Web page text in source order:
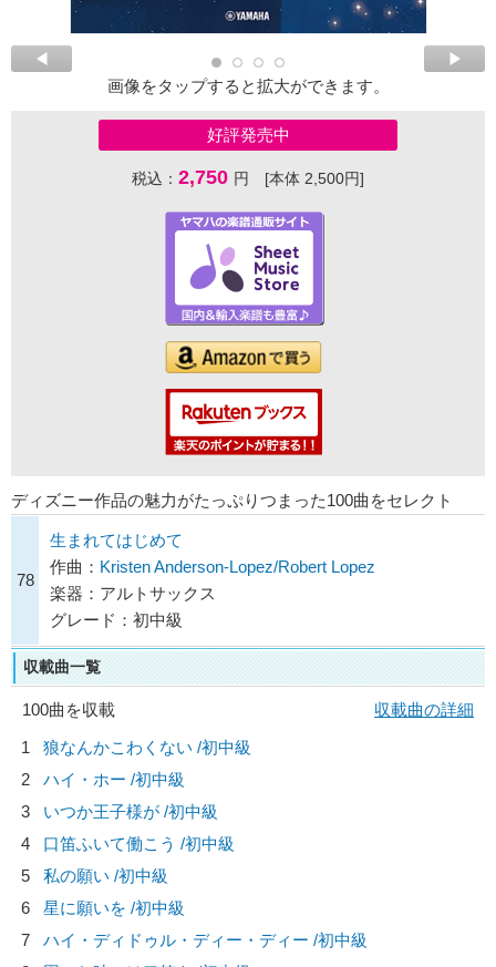
画像をタップすると拡大ができます。
好評発売中
税込： 2,750 円 [本体 2,500円]
ディズニー作品の魅力がたっぷりつまった100曲をセレクト
78
生まれてはじめて
作曲： Kristen Anderson-Lopez/Robert Lopez
楽器：アルトサックス
グレード：初中級
収載曲一覧
100曲を収載
収載曲の詳細
1
狼なんかこわくない /初中級
2
ハイ・ホー /初中級
3
いつか王子様が /初中級
4
口笛ふいて働こう /初中級
5
私の願い /初中級
6
星に願いを /初中級
7
ハイ・ディドゥル・ディー・ディー /初中級